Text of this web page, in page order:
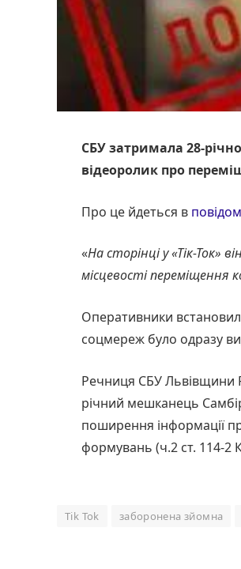
СБУ затримала 28-
відеоролик про
Про це йдеться в
«На сторінці у «Тік-Ток»
місцевості переміщення
Оперативники
соцмереж було одразу
Речниця СБУ Львівщини
річний мешканець
поширення інформації
формувань (ч.2 ст. 114-2
Tik Tok заборонена зйомна